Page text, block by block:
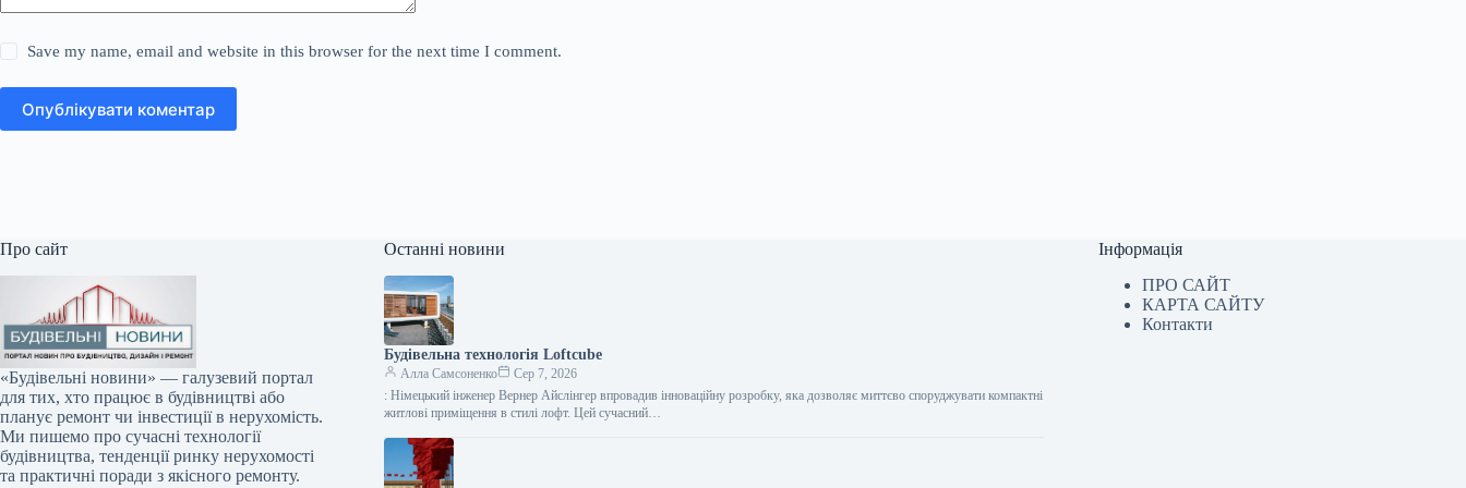
Save my name, email and website in this browser for the next time I comment.
Опублікувати коментар
Про сайт
«Будівельні новини» — галузевий портал
для тих, хто працює в будівництві або
планує ремонт чи інвестиції в нерухомість.
Ми пишемо про сучасні технології
будівництва, тенденції ринку нерухомості
та практичні поради з якісного ремонту.
Останні новини
Будівельна технологія Loftcube
Алла Самсоненко
Сер 7, 2026
: Німецький інженер Вернер Айслінгер впровадив інноваційну розробку, яка дозволяє миттєво споруджувати компактні
житлові приміщення в стилі лофт. Цей сучасний…
Інформація
ПРО САЙТ
КАРТА САЙТУ
Контакти